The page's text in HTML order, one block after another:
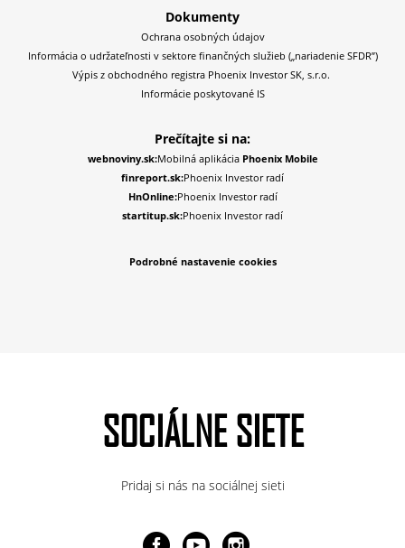
Dokumenty
Ochrana osobných údajov
Informácia o udržateľnosti v sektore finančných služieb („nariadenie SFDR”)
Výpis z obchodného registra Phoenix Investor SK, s.r.o.
Informácie poskytované IS
Prečítajte si na:
webnoviny.sk:Mobilná aplikáciaPhoenix Mobile
finreport.sk:Phoenix Investor radí
HnOnline:Phoenix Investor radí
startitup.sk:Phoenix Investor radí
Podrobné nastavenie cookies
SOCIÁLNE SIETE
Pridaj si nás na sociálnej sieti